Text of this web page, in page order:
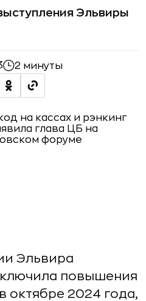
Эльвиры
2 минуты
Эльвира
повышения
октябре 2024 года,